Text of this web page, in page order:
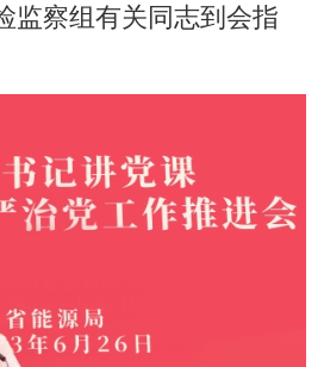
监察组有关同志到会指